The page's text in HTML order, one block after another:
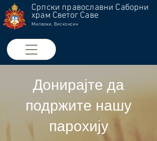
Српски православни Саборни
храм Светог Саве
Милвоки, Висконсин
Донирајте да
подржите нашу
парохију